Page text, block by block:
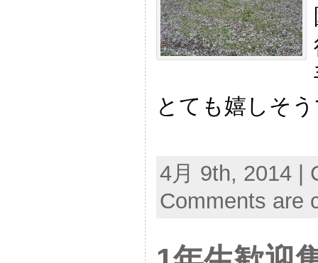
とても嬉しそ
4月 9th, 2014 |
Comments are